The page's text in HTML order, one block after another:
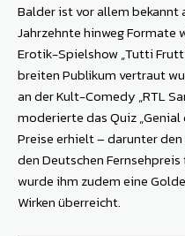
Balder ist vor allem bekannt
Jahrzehnte hinweg Formate
Erotik-Spielshow „Tutti
breiten Publikum vertraut
an der Kult-Comedy „RTL
moderierte das Quiz
Preise erhielt – darunter
den Deutschen
wurde ihm zudem eine
Wirken überreicht.